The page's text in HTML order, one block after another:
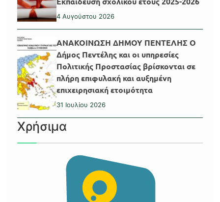
4 Αυγούστου 2026
ΑΝΑΚΟΙΝΩΣΗ ΔΗΜΟΥ ΠΕΝΤΕΛΗΣ Ο
Δήμος Πεντέλης και οι υπηρεσίες
Πολιτικής Προστασίας βρίσκονται σε
πλήρη επιφυλακή και αυξημένη
επιχειρησιακή ετοιμότητα
31 Ιουλίου 2026
Χρήσιμα